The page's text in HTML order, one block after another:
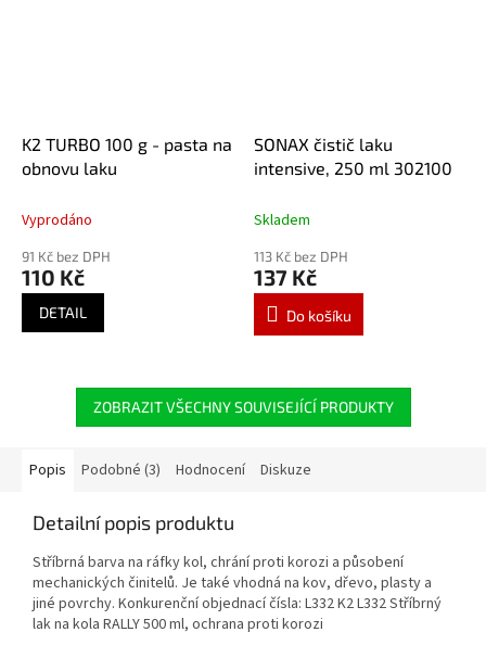
K2 TURBO 100 g - pasta na
obnovu laku
Vyprodáno
91 Kč bez DPH
110 Kč
DETAIL
SONAX čistič laku
intensive, 250 ml 302100
Skladem
113 Kč bez DPH
137 Kč
Do košíku
ZOBRAZIT VŠECHNY SOUVISEJÍCÍ PRODUKTY
Popis Podobné (3) Hodnocení Diskuze
Detailní popis produktu
Stříbrná barva na ráfky kol, chrání proti korozi a působení
mechanických činitelů. Je také vhodná na kov, dřevo, plasty a
jiné povrchy. Konkurenční objednací čísla: L332 K2 L332 Stříbrný
lak na kola RALLY 500 ml, ochrana proti korozi